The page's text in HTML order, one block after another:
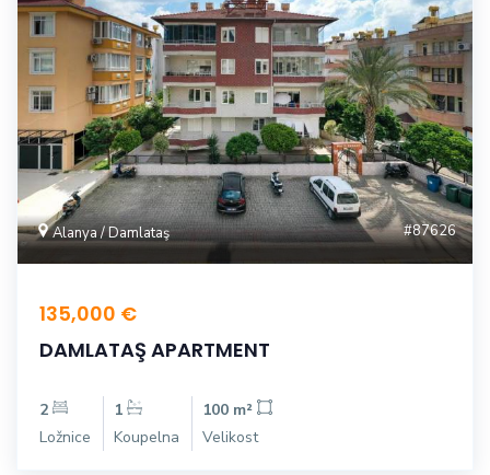
Alanya / Damlataş #87626
135,000 €
DAMLATAŞ APARTMENT
2
Ložnice
1
Koupelna
100 m²
Velikost